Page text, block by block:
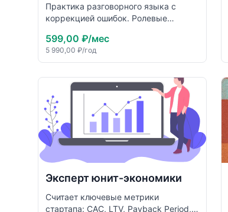
Практика разговорного языка с
коррекцией ошибок. Ролевые
подготовка к IELTS/TOEFL. Терпелив
и поощряет прогресс.
599,00 ₽/мес
5 990,00 ₽/год
Эксперт юнит-экономики
Считает ключевые метрики
стартапа: CAC, LTV, Payback Period,